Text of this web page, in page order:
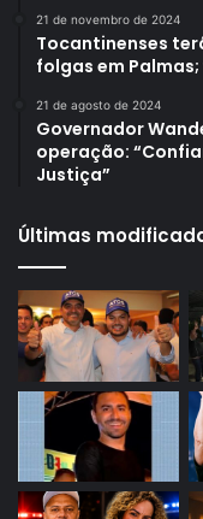
21 de novembro de 2024
Tocantinenses
folgas em
21 de agosto de 2024
Governador
operação:
Justiça”
Últimas